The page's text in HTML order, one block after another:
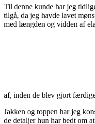
Til denne kunde har jeg
tilgå, da jeg havde lavet
med længden og vidden af
af, inden de blev gjort
Jakken og toppen har jeg
de detaljer hun har bedt om